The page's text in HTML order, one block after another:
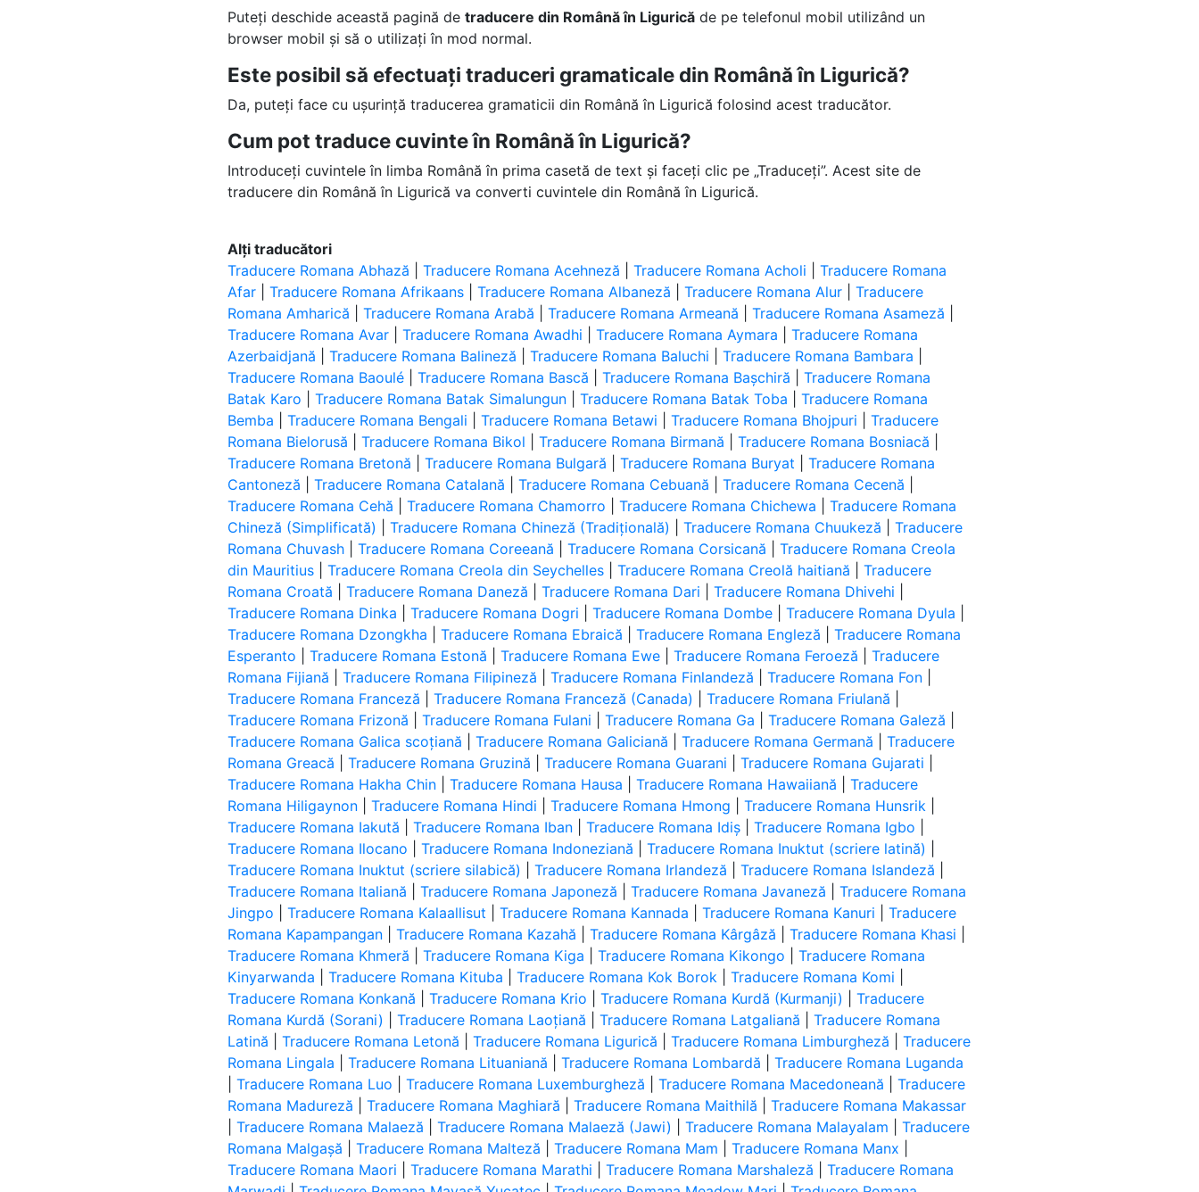
Puteți deschide această pagină detraducere din Română în Ligurică de pe telefonul mobil utilizând un
browser mobil și să o utilizați în mod normal.
Este posibil să efectuați traduceri gramaticale din Română în Ligurică?
Da, puteți face cu ușurință traducerea gramaticii din Română în Ligurică folosind acest traducător.
Cum pot traduce cuvinte în Română în Ligurică?
Introduceți cuvintele în limba Română în prima casetă de text și faceți clic pe „Traduceți”. Acest site de
traducere din Română în Ligurică va converti cuvintele din Română în Ligurică.
Alți traducători
Traducere Romana Abhază |Traducere Romana Acehneză |Traducere Romana Acholi |Traducere Romana
Afar |Traducere Romana Afrikaans |Traducere Romana Albaneză |Traducere Romana Alur |Traducere
Romana Amharică |Traducere Romana Arabă |Traducere Romana Armeană |Traducere Romana Asameză
Traducere Romana Avar |Traducere Romana Awadhi |Traducere Romana Aymara |Traducere Romana
Azerbaidjană |Traducere Romana Balineză |Traducere Romana Baluchi |Traducere Romana Bambara
Traducere Romana Baoulé |Traducere Romana Bască |Traducere Romana Bașchiră |Traducere Romana
Batak Karo |Traducere Romana Batak Simalungun |Traducere Romana Batak Toba |Traducere Romana
Bemba |Traducere Romana Bengali |Traducere Romana Betawi |Traducere Romana Bhojpuri |Traducere
Romana Bielorusă |Traducere Romana Bikol |Traducere Romana Birmană |Traducere Romana Bosniacă
Traducere Romana Bretonă |Traducere Romana Bulgară |Traducere Romana Buryat |Traducere Romana
Cantoneză |Traducere Romana Catalană |Traducere Romana Cebuană |Traducere Romana Cecenă
Traducere Romana Cehă |Traducere Romana Chamorro |Traducere Romana Chichewa |Traducere Romana
Chineză (Simplificată)
|Traducere Romana Chineză (Tradițională) |Traducere Romana Chuukeză |Traducere
Romana Chuvash |Traducere Romana Coreeană |Traducere Romana Corsicană |Traducere Romana Creola
din Mauritius |Traducere Romana Creola din Seychelles |Traducere Romana Creolă haitiană |Traducere
Romana Croată |Traducere Romana Daneză |Traducere Romana Dari |Traducere Romana Dhivehi
Traducere Romana Dinka |Traducere Romana Dogri |Traducere Romana Dombe |Traducere Romana Dyula
Traducere Romana Dzongkha |Traducere Romana Ebraică |Traducere Romana Engleză |Traducere Romana
Esperanto |Traducere Romana Estonă |Traducere Romana Ewe |Traducere Romana Feroeză |Traducere
Romana Fijiană |Traducere Romana Filipineză |Traducere Romana Finlandeză |Traducere Romana Fon
Traducere Romana Franceză |Traducere Romana Franceză (Canada) |Traducere Romana Friulană
Traducere Romana Frizonă |Traducere Romana Fulani |Traducere Romana Ga |Traducere Romana Galeză
Traducere Romana Galica scoțiană |Traducere Romana Galiciană |Traducere Romana Germană |Traducere
Romana Greacă |Traducere Romana Gruzină |Traducere Romana Guarani |Traducere Romana Gujarati
Traducere Romana Hakha Chin |Traducere Romana Hausa |Traducere Romana Hawaiiană |Traducere
Romana Hiligaynon |Traducere Romana Hindi |Traducere Romana Hmong |Traducere Romana Hunsrik
Traducere Romana Iakută |Traducere Romana Iban |Traducere Romana Idiș |Traducere Romana Igbo
Traducere Romana Ilocano |Traducere Romana Indoneziană |Traducere Romana Inuktut (scriere latină)
Traducere Romana Inuktut (scriere silabică)
|Traducere Romana Irlandeză |Traducere Romana Islandeză
Traducere Romana Italiană |Traducere Romana Japoneză |Traducere Romana Javaneză |Traducere Romana
Jingpo |Traducere Romana Kalaallisut |Traducere Romana Kannada |Traducere Romana Kanuri |Traducere
Romana Kapampangan |Traducere Romana Kazahă |Traducere Romana Kârgâză |Traducere Romana Khasi
Traducere Romana Khmeră |Traducere Romana Kiga |Traducere Romana Kikongo |Traducere Romana
Kinyarwanda |Traducere Romana Kituba |Traducere Romana Kok Borok |Traducere Romana Komi
Traducere Romana Konkană |Traducere Romana Krio |Traducere Romana Kurdă (Kurmanji) |Traducere
Romana Kurdă (Sorani)
|Traducere Romana Laoțiană |Traducere Romana Latgaliană |Traducere Romana
Latină |Traducere Romana Letonă |Traducere Romana Ligurică |Traducere Romana Limburgheză |Traducere
Romana Lingala |Traducere Romana Lituaniană |Traducere Romana Lombardă |Traducere Romana Luganda
|Traducere Romana Luo |Traducere Romana Luxemburgheză |Traducere Romana Macedoneană |Traducere
Romana Madureză |Traducere Romana Maghiară |Traducere Romana Maithilă |Traducere Romana Makassar
|Traducere Romana Malaeză |Traducere Romana Malaeză (Jawi) |Traducere Romana Malayalam |Traducere
Romana Malgașă |Traducere Romana Malteză |Traducere Romana Mam |Traducere Romana Manx
Traducere Romana Maori |Traducere Romana Marathi |Traducere Romana Marshaleză |Traducere Romana